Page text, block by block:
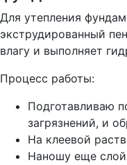
Для утепления
экструдированный
влагу и выполняет
Процесс работы:
Подготавливаю
загрязнений, и
На клеевой
Наношу еще слой